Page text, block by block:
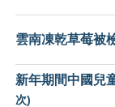
雲南凍乾草莓被
新年期間中國兒
次)